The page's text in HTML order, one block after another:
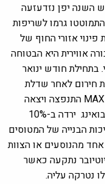
השנה יפן נזדעזעה
7.5. בניינים שהתמוטטו גרמו לשריפות
אזורי החוף של
אווירית היא הבטוחה
חודש ינואר
חירום לאחר שדלת
החירום האמצעית של המטוס מסוג MAX737-9 התנפצה ויצאה
ירדה ב-10%
הבנייה של המטוסים
מהנוסעים או הצוות
נתקעה כאשר
עליה.